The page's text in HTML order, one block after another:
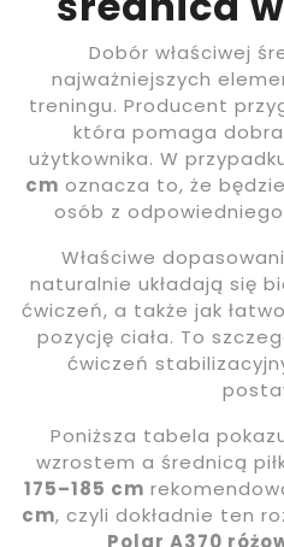
Dobór właściwej
najważniejszych
treningu. Producent
która pomaga
użytkownika. W
cm oznacza to, że
osób z
Właściwe
naturalnie układają się
ćwiczeń, a także jak
pozycję ciała. To
ćwiczeń
Poniższa tabela
wzrostem a średnicą
175–185 cm
cm, czyli dokładnie ten